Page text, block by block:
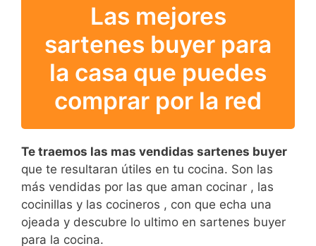
Las mejores
sartenes buyer para
la casa que puedes
comprar por la red
Te traemos las mas vendidas sartenes buyer
que te resultaran útiles en tu cocina. Son las
más vendidas por las que aman cocinar , las
cocinillas y las cocineros , con que echa una
ojeada y descubre lo ultimo en sartenes buyer
para la cocina.